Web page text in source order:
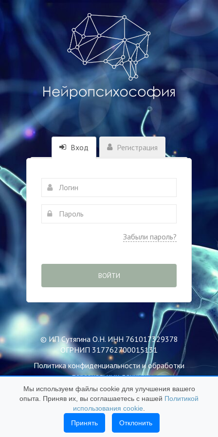
Вход Регистрация
Забыли пароль?
ВОЙТИ
© ИП Сутягина О.Н. ИНН 761017329378
ОГРНИП 317762700015131
Политика конфиденциальности и обработки
персональных данных
Пользовательское соглашение
Публичная оферта
Политика использования файлов Cookie
Мы используем файлы cookie для улучшения вашего
опыта. Приняв их, вы соглашаетесь с нашей Политикой
использования cookie
Принять
Отклонить